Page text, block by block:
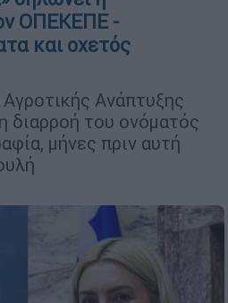
ΟΠΕΚΕΠΕ -
και οχετός
Ανάπτυξης
διαρροή του ονόματός
μήνες πριν αυτή